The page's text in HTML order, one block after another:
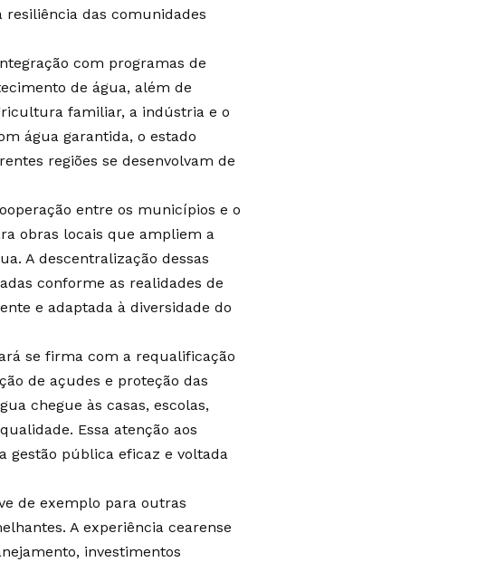
das comunidades
com programas de
de água, além de
familiar, a indústria e o
água garantida, o estado
regiões se desenvolvam de
entre os municípios e o
obras locais que ampliem a
A descentralização dessas
conforme as realidades de
e adaptada à diversidade do
se firma com a requalificação
de açudes e proteção das
chegue às casas, escolas,
Essa atenção aos
gestão pública eficaz e voltada
de exemplo para outras
A experiência cearense
investimentos